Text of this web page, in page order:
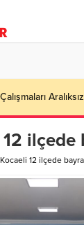
Geçiş
– Nefes
ilçede
12 ilçede